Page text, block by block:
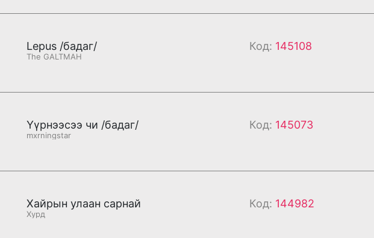
Lepus /бадаг/
The GALTMAH
Код: 145108
Үүрнээсээ чи /бадаг/
mxrningstar
Код: 145073
Хайрын улаан сарнай
Хурд
Код: 144982